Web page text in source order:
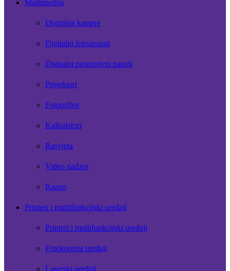
Multimedija
Digitalne kamere
Digitalni fotoaparati
Digitalni promotivni paneli
Projektori
Fotopribor
Kalkulatori
Rasvjeta
Video nadzor
Razno
Printeri i multifunkcijski uređaji
Printeri i multifunkcijski uređaji
Fotokopirni uređaji
Laserski uređaji